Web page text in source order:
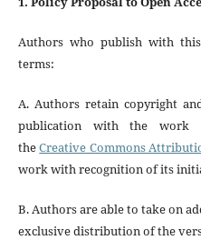
Authors who publish with
terms:
A. Authors retain copyright
publication with the work
theCreative Commons
work with recognition of its
B. Authors are able to take on
exclusive distribution of the